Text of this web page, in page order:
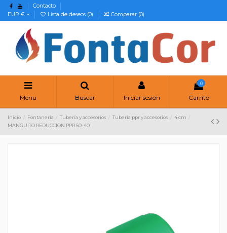
Contacto
EUR €
Lista de deseos (0) Comparar (0)
Menu Buscar Iniciar sesión
0
Carrito
Inicio Fontanería Tubería y accesorios Tubería ppr y accesorios
4 cm
MANGUITO REDUCCION PPR 50-40